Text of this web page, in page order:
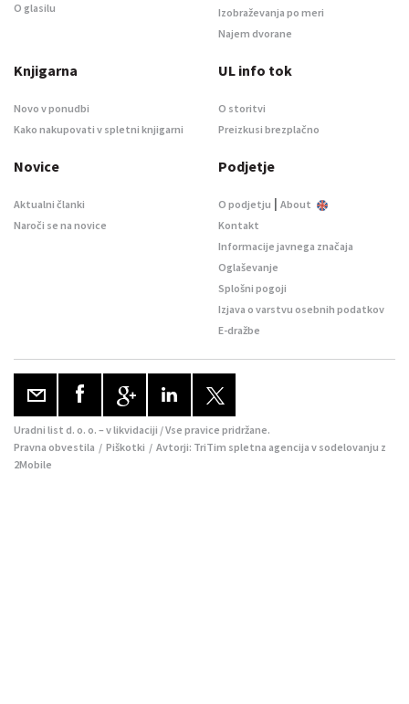
O glasilu
Izobraževanja po meri
Najem dvorane
Knjigarna
Novo v ponudbi
Kako nakupovati v spletni knjigarni
UL info tok
O storitvi
Preizkusi brezplačno
Novice
Aktualni članki
Naroči se na novice
Podjetje
O podjetju | About
Kontakt
Informacije javnega značaja
Oglaševanje
Splošni pogoji
Izjava o varstvu osebnih podatkov
E-dražbe
Uradni list d. o. o. – v likvidaciji / Vse pravice pridržane.
Pravna obvestila / Piškotki / Avtorji: TriTim spletna agencija v sodelovanju z
2Mobile